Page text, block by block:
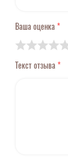
Ваша оценка *
Текст отзыва *